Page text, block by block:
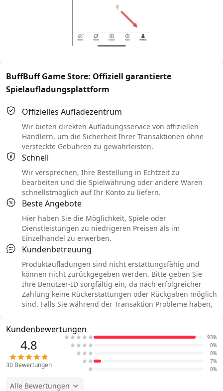
BuffBuff Game Store: Offiziell garantierte
Spielaufladungsplattform
Offizielles Aufladezentrum
Wir bieten direkten Aufladungsservice von offiziellen
Händlern, um die Sicherheit Ihrer Transaktionen ohne
versteckte Gebühren zu gewährleisten.
Schnell
Wir versprechen, Ihre Bestellung in Echtzeit zu
bearbeiten und die Spielwährung oder andere Waren
schnellstmöglich auf Ihr Konto zu liefern.
Beste Angebote
Hier haben Sie die Möglichkeit, Spiele oder
Dienstleistungen zu niedrigeren Preisen als im
Einzelhandel zu erwerben.
Kundenbetreuung
Produktaufladungen sind nicht erstattungsfähig und
können nicht zurückgegeben werden. Bitte geben Sie
Ihre Benutzer-ID sorgfältig ein, da nach erfolgreicher
Zahlung keine Rückerstattungen oder Rückgaben möglich
sind. Falls Sie während der Transaktion Probleme haben,
Kundenbewertungen
4.8
30 Bewertungen
93%
0%
0%
7%
0%
Alle Bewertungen